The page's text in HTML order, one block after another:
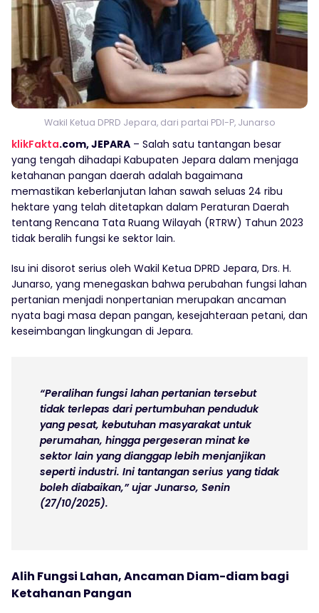
Wakil Ketua DPRD Jepara, dari partai PDI-P, Junarso
klikFakta.com, JEPARA – Salah satu tantangan besar
yang tengah dihadapi Kabupaten Jepara dalam menjaga
ketahanan pangan daerah adalah bagaimana
memastikan keberlanjutan lahan sawah seluas 24 ribu
hektare yang telah ditetapkan dalam Peraturan Daerah
tentang Rencana Tata Ruang Wilayah (RTRW) Tahun 2023
tidak beralih fungsi ke sektor lain.
Isu ini disorot serius oleh Wakil Ketua DPRD Jepara, Drs. H.
Junarso, yang menegaskan bahwa perubahan fungsi lahan
pertanian menjadi nonpertanian merupakan ancaman
nyata bagi masa depan pangan, kesejahteraan petani, dan
keseimbangan lingkungan di Jepara.
“Peralihan fungsi lahan pertanian tersebut
tidak terlepas dari pertumbuhan penduduk
yang pesat, kebutuhan masyarakat untuk
perumahan, hingga pergeseran minat ke
sektor lain yang dianggap lebih menjanjikan
seperti industri. Ini tantangan serius yang tidak
boleh diabaikan,” ujar Junarso, Senin
(27/10/2025).
Alih Fungsi Lahan, Ancaman Diam-diam bagi
Ketahanan Pangan